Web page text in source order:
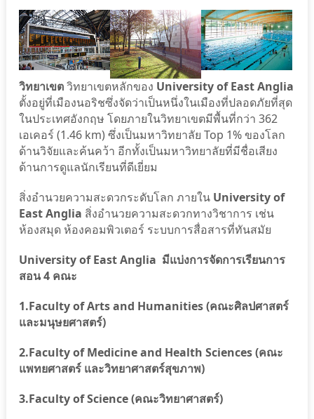
วิทยาเขตวิทยาเขตหลักของ University of East Anglia
ตั้งอยู่ที่เมืองนอริชซึ่งจัดว่าเป็นหนึ่งในเมืองที่ปลอดภัยที่สุด
ในประเทศอังกฤษ โดยภายในวิทยาเขตมีพื้นที่กว่า 362
เอเคอร์ (1.46 km) ซึ่งเป็นมหาวิทยาลัย Top 1% ของโลก
ด้านวิจัยและค้นคว้า อีกทั้งเป็นมหาวิทยาลัยที่มีชื่อเสียง
ด้านการดูแลนักเรียนที่ดีเยี่ยม
สิ่งอำนวยความสะดวกระดับโลก ภายใน University of
East Anglia สิ่งอำนวยความสะดวกทางวิชาการ เช่น
ห้องสมุด ห้องคอมพิวเตอร์ ระบบการสื่อสารที่ทันสมัย
University of East Anglia มีแบ่งการจัดการเรียนการ
สอน 4 คณะ
1.Faculty of Arts and Humanities (คณะศิลปศาสตร์
และมนุษยศาสตร์)
2.Faculty of Medicine and Health Sciences (คณะ
แพทยศาสตร์ และวิทยาศาสตร์สุขภาพ)
3.Faculty of Science (คณะวิทยาศาสตร์)